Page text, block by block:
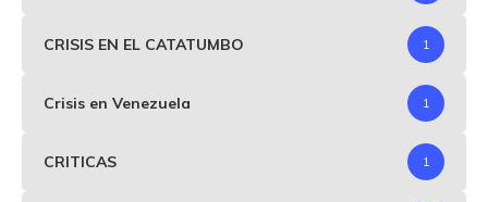
CRISIS EN EL CATATUMBO 1
Crisis en Venezuela 1
CRITICAS 1